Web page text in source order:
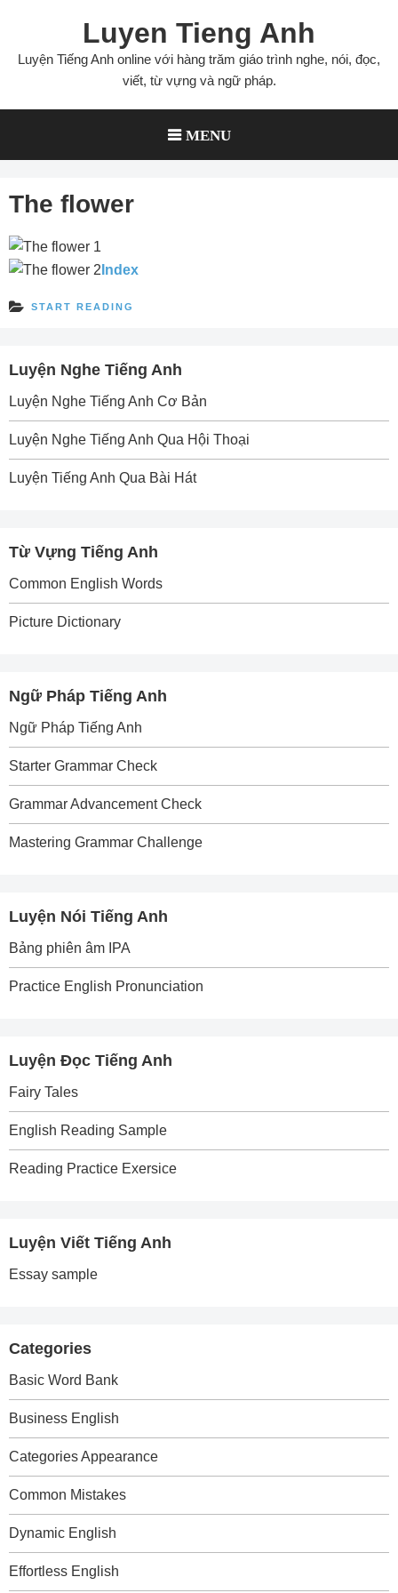
content
Luyen Tieng Anh
Luyện Tiếng Anh online với hàng trăm giáo trình nghe, nói, đọc,
viết, từ vựng và ngữ pháp.
MENU
The flower
Index
START READING
Luyện Nghe Tiếng Anh
Luyện Nghe Tiếng Anh Cơ Bản
Luyện Nghe Tiếng Anh Qua Hội Thoại
Luyện Tiếng Anh Qua Bài Hát
Từ Vựng Tiếng Anh
Common English Words
Picture Dictionary
Ngữ Pháp Tiếng Anh
Ngữ Pháp Tiếng Anh
Starter Grammar Check
Grammar Advancement Check
Mastering Grammar Challenge
Luyện Nói Tiếng Anh
Bảng phiên âm IPA
Practice English Pronunciation
Luyện Đọc Tiếng Anh
Fairy Tales
English Reading Sample
Reading Practice Exersice
Luyện Viết Tiếng Anh
Essay sample
Categories
Basic Word Bank
Business English
Categories Appearance
Common Mistakes
Dynamic English
Effortless English